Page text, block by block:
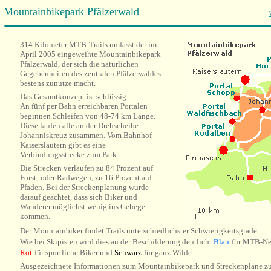
Mountainbikepark Pfälzerwald
314 Kilometer MTB-Trails umfasst der im
April 2005 eingeweihte Mountainbikepark
Pfälzerwald, der sich die natürlichen
Gegebenheiten des zentralen Pfälzerwaldes
bestens zunutze macht.
Das Gesamtkonzept ist schlüssig:
An fünf per Bahn erreichbaren Portalen
beginnen Schleifen von 48-74 km Länge.
Diese laufen alle an der Drehscheibe
Johanniskreuz zusammen. Vom Bahnhof
Kaiserslautern gibt es eine
Verbindungsstrecke zum Park.
Die Strecken verlaufen zu 84 Prozent auf
Forst- oder Radwegen, zu 16 Prozent auf
Pfaden. Bei der Streckenplanung wurde
darauf geachtet, dass sich Biker und
Wanderer möglichst wenig ins Gehege
kommen.
Der Mountainbiker findet Trails unterschiedlichster Schwierigkeitsgrade.
Wie bei Skipisten wird dies an der Beschilderung deutlich: Blau für MTB-
Rot für sportliche Biker und Schwarz für ganz Wilde.
Ausgezeichnete Informationen zum Mountainbikepark und Streckenpläne